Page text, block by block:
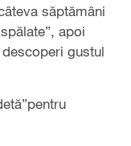
săptămâni
apoi
gustul